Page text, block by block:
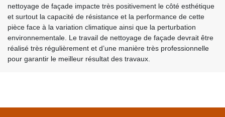
nettoyage de façade impacte très positivement le côté esthétique
et surtout la capacité de résistance et la performance de cette
pièce face à la variation climatique ainsi que la perturbation
environnementale. Le travail de nettoyage de façade devrait être
réalisé très régulièrement et d’une manière très professionnelle
pour garantir le meilleur résultat des travaux.